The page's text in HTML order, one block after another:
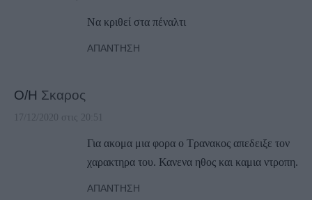
Να κριθεί στα πέναλτι
ΑΠΆΝΤΗΣΗ
Ο/Η Σκαρος
17/12/2020 στις 20:51
Για ακομα μια φορα ο Τρανακος απεδειξε τον
χαρακτηρα του. Κανενα ηθος και καμια ντροπη.
ΑΠΆΝΤΗΣΗ